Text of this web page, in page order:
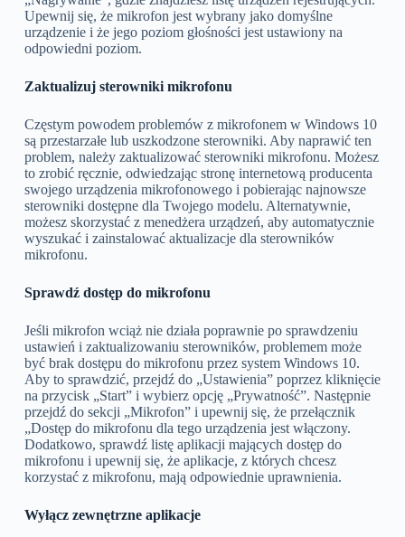
Upewnij się, że mikrofon jest wybrany jako domyślne
urządzenie i że jego poziom głośności jest ustawiony na
odpowiedni poziom.
Zaktualizuj sterowniki mikrofonu
Częstym powodem problemów z mikrofonem w Windows 10
są przestarzałe lub uszkodzone sterowniki. Aby naprawić ten
problem, należy zaktualizować sterowniki mikrofonu. Możesz
to zrobić ręcznie, odwiedzając stronę internetową producenta
swojego urządzenia mikrofonowego i pobierając najnowsze
sterowniki dostępne dla Twojego modelu. Alternatywnie,
możesz skorzystać z menedżera urządzeń, aby automatycznie
wyszukać i zainstalować aktualizacje dla sterowników
mikrofonu.
Sprawdź dostęp do mikrofonu
Jeśli mikrofon wciąż nie działa poprawnie po sprawdzeniu
ustawień i zaktualizowaniu sterowników, problemem może
być brak dostępu do mikrofonu przez system Windows 10.
Aby to sprawdzić, przejdź do „Ustawienia” poprzez kliknięcie
na przycisk „Start” i wybierz opcję „Prywatność”. Następnie
przejdź do sekcji „Mikrofon” i upewnij się, że przełącznik
„Dostęp do mikrofonu dla tego urządzenia jest włączony.
Dodatkowo, sprawdź listę aplikacji mających dostęp do
mikrofonu i upewnij się, że aplikacje, z których chcesz
korzystać z mikrofonu, mają odpowiednie uprawnienia.
Wyłącz zewnętrzne aplikacje